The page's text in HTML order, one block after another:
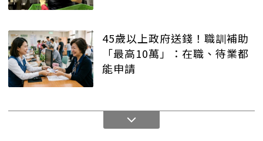
45歲以上政府送錢！職訓補助
「最高10萬」：在職、待業都
能申請